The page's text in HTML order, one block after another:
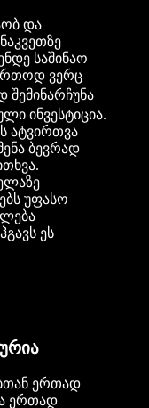
და
საშინაო
ვერც
შემინარჩუნა
ინვესტიცია.
ატვირთვა
ბევრად
უფასო
ეს
ერთად
ერთად